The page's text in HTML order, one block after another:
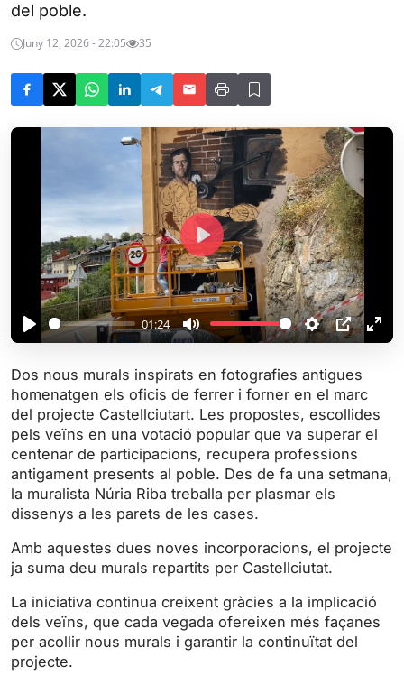
del poble.
Juny 12, 2026 - 22:05 35
P
a
y
01:24
M
t
S
t
i
n
g
s
P
P
E
e
r
u
s
e
P
l
a
y
Dos nous murals inspirats en fotografies antigues
homenatgen els oficis de ferrer i forner en el marc
del projecte Castellciutart. Les propostes, escollides
pels veïns en una votació popular que va superar el
centenar de participacions, recupera professions
antigament presents al poble. Des de fa una setmana,
la muralista Núria Riba treballa per plasmar els
dissenys a les parets de les cases.
Amb aquestes dues noves incorporacions, el projecte
ja suma deu murals repartits per Castellciutat.
La iniciativa continua creixent gràcies a la implicació
dels veïns, que cada vegada ofereixen més façanes
per acollir nous murals i garantir la continuïtat del
projecte.